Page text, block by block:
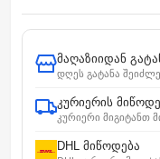
მაღაზიიდან
დღეს გატანა
კურიერის
კურიერი მიგიტანთ
DHL მიწოდება